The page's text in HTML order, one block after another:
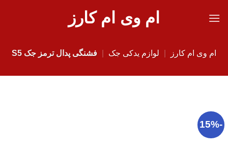
ام وی ام کارز
ام وی ام کارز لوازم یدکی جک فشنگی پدال ترمز جک S5
-15%